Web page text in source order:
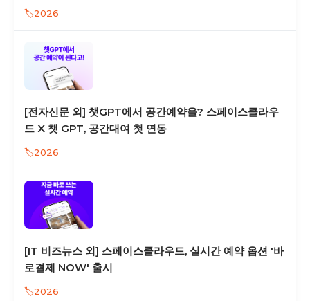
2026
[전자신문 외] 챗GPT에서 공간예약을? 스페이스클라우
드 X 챗 GPT, 공간대여 첫 연동
2026
[IT 비즈뉴스 외] 스페이스클라우드, 실시간 예약 옵션 '바
로결제 NOW' 출시
2026